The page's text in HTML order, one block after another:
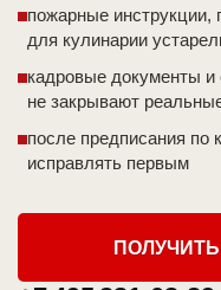
пожарные инструкции,
для кулинарии
кадровые документы
не закрывают
после предписания по
исправлять первым